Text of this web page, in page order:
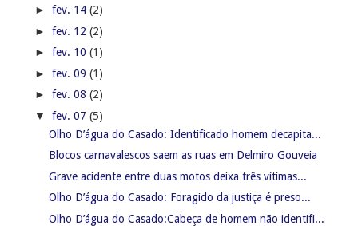
► fev. 14 (2)
► fev. 12 (2)
► fev. 10 (1)
► fev. 09 (1)
► fev. 08 (2)
▼ fev. 07 (5)
Olho D’água do Casado: Identificado homem decapita...
Blocos carnavalescos saem as ruas em Delmiro Gouveia
Grave acidente entre duas motos deixa três vítimas...
Olho D’água do Casado: Foragido da justiça é preso...
Olho D’água do Casado:Cabeça de homem não identifi...